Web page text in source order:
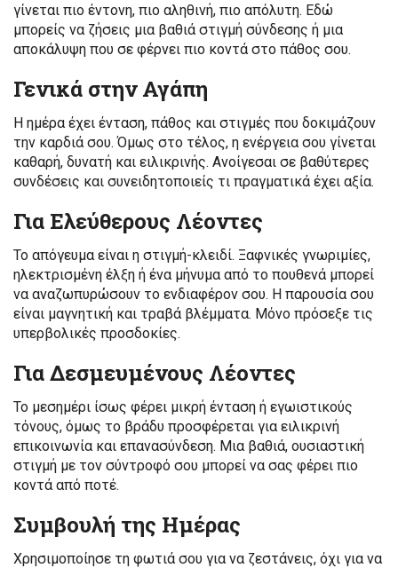
γίνεται πιο έντονη, πιο αληθινή, πιο απόλυτη. Εδώ
μπορείς να ζήσεις μια βαθιά στιγμή σύνδεσης ή μια
αποκάλυψη που σε φέρνει πιο κοντά στο πάθος σου.
Γενικά στην Αγάπη
Η ημέρα έχει ένταση, πάθος και στιγμές που δοκιμάζουν
την καρδιά σου. Όμως στο τέλος, η ενέργεια σου γίνεται
καθαρή, δυνατή και ειλικρινής. Ανοίγεσαι σε βαθύτερες
συνδέσεις και συνειδητοποιείς τι πραγματικά έχει αξία.
Για Ελεύθερους Λέοντες
Το απόγευμα είναι η στιγμή-κλειδί. Ξαφνικές γνωριμίες,
ηλεκτρισμένη έλξη ή ένα μήνυμα από το πουθενά μπορεί
να αναζωπυρώσουν το ενδιαφέρον σου. Η παρουσία σου
είναι μαγνητική και τραβά βλέμματα. Μόνο πρόσεξε τις
υπερβολικές προσδοκίες.
Για Δεσμευμένους Λέοντες
Το μεσημέρι ίσως φέρει μικρή ένταση ή εγωιστικούς
τόνους, όμως το βράδυ προσφέρεται για ειλικρινή
επικοινωνία και επανασύνδεση. Μια βαθιά, ουσιαστική
στιγμή με τον σύντροφό σου μπορεί να σας φέρει πιο
κοντά από ποτέ.
Συμβουλή της Ημέρας
Χρησιμοποίησε τη φωτιά σου για να ζεστάνεις, όχι για να